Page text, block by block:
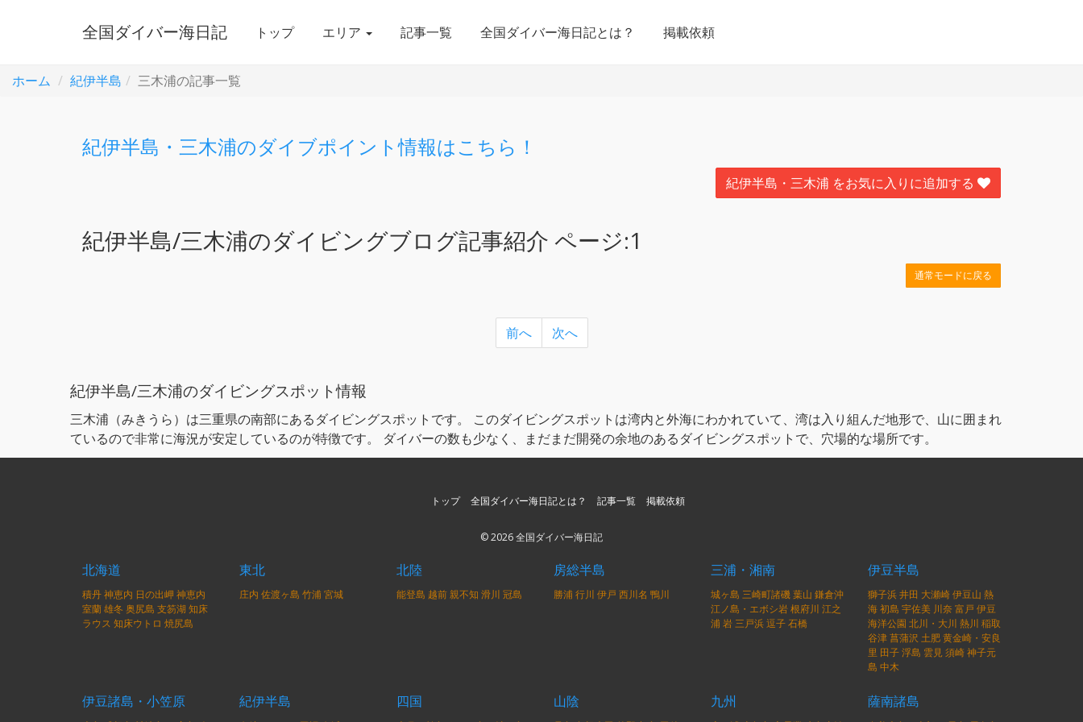
全国ダイバー海日記 トップ エリア 記事一覧 全国ダイバー海日記とは？ 掲載依頼
ホーム 紀伊半島 三木浦の記事一覧
紀伊半島・三木浦のダイブポイント情報はこちら！
紀伊半島・三木浦 をお気に入りに追加する
紀伊半島/三木浦のダイビングブログ記事紹介 ページ:1
通常モードに戻る
前へ 次へ
紀伊半島/三木浦のダイビングスポット情報
三木浦（みきうら）は三重県の南部にあるダイビングスポットです。 このダイビングスポットは湾内と外海にわかれていて、湾は入り組んだ地形で、山に囲まれ
ているので非常に海況が安定しているのが特徴です。 ダイバーの数も少なく、まだまだ開発の余地のあるダイビングスポットで、穴場的な場所です。
トップ 全国ダイバー海日記とは？ 記事一覧 掲載依頼
© 2026 全国ダイバー海日記
北海道
積丹神恵内 日の出岬 神恵内
室蘭雄冬 奥尻島 支笏湖 知床
ラウス 知床ウトロ 焼尻島
東北
庄内 佐渡ヶ島 竹浦宮城
北陸
能登島 越前親不知 滑川 冠島
房総半島
勝浦行川 伊戸 西川名 鴨川
三浦・湘南
城ヶ島 三崎町諸磯葉山 鎌倉沖
江ノ島・エボシ岩根府川 江之
浦岩三戸浜逗子石橋
伊豆半島
獅子浜井田 大瀬崎伊豆山 熱
海初島 宇佐美 川奈 富戸 伊豆
海洋公園 北川・大川 熱川 稲取
谷津菖蒲沢 土肥黄金崎・安良
里 田子浮島 雲見須崎神子元
島 中木
伊豆諸島・小笠原 紀伊半島 四国 山陰 九州 薩南諸島